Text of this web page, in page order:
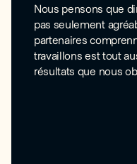
Nous pensons que
pas seulement
partenaires
travaillons est tout
résultats que nous